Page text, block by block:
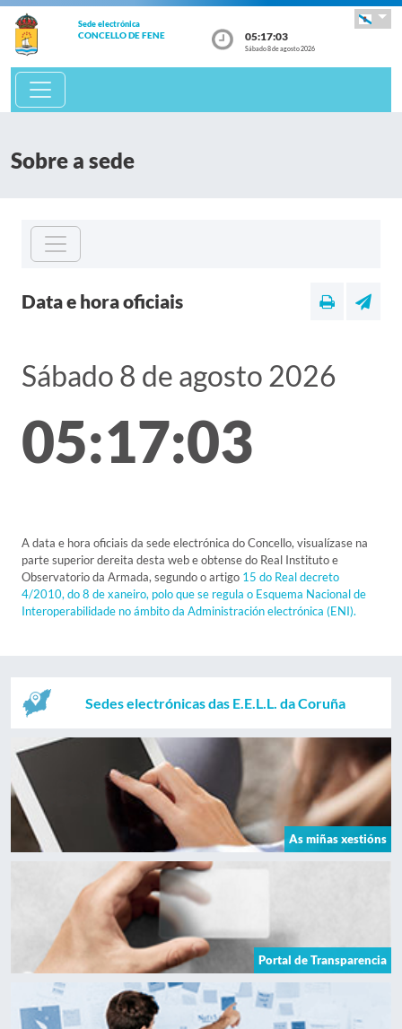
Sede electrónica
CONCELLO DE FENE 05:17:03
Sábado 8 de agosto 2026
Sobre a sede
Data e hora oficiais
Sábado 8 de agosto 2026
05:17:03
A data e hora oficiais da sede electrónica do Concello, visualízase na
parte superior dereita desta web e obtense do Real Instituto e
Observatorio da Armada, segundo o artigo 15 do Real decreto
4/2010, do 8 de xaneiro, polo que se regula o Esquema Nacional de
Interoperabilidade no ámbito da Administración electrónica (ENI).
Sedes electrónicas das E.E.L.L. da Coruña
As miñas xestións
Portal de Transparencia